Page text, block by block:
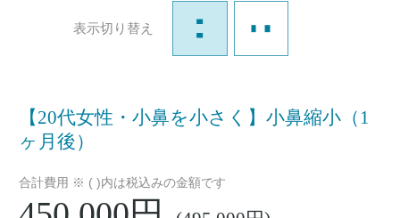
表示切り替え
【20代女性・小鼻を小さく】小鼻縮小（1
ヶ月後）
合計費用 ※ ( )内は税込みの金額です